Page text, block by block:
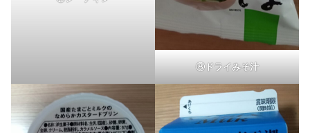
⑧ドライみそ汁